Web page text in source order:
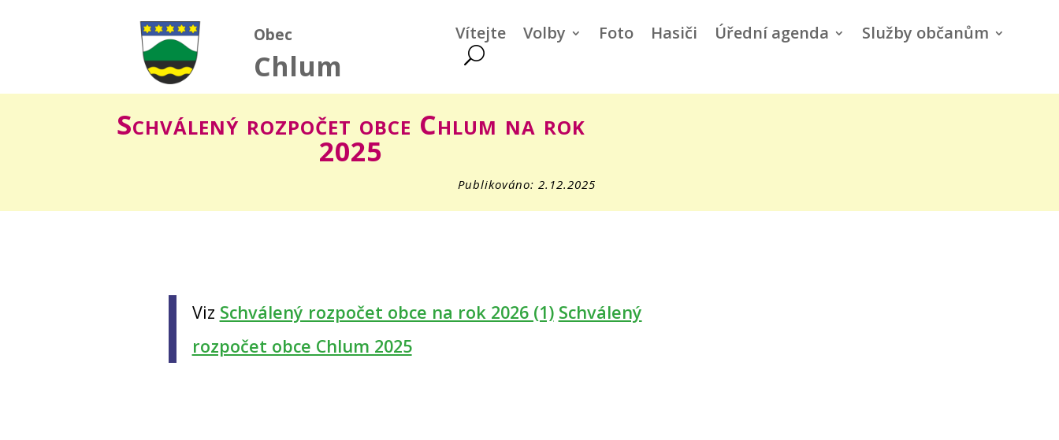
Obec
Chlum
Vítejte Volby Foto Hasiči Úřední agenda Služby občanům
Schválený rozpočet obce Chlum na rok
2025
Publikováno: 2.12.2025
Viz Schválený rozpočet obce na rok 2026 (1) Schválený
rozpočet obce Chlum 2025